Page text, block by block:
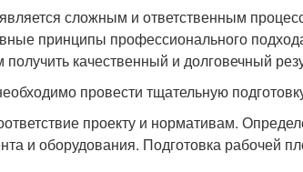
сложным и ответственным
принципы профессионального
качественный и долговечный
провести тщательную
проекту и нормативам.
и оборудования. Подготовка рабочей